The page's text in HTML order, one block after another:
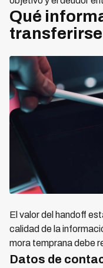
Qué
El valor del handoff
calidad de la
mora temprana debe
Datos de